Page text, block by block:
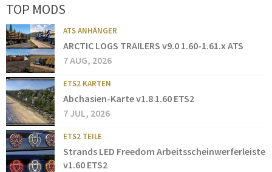
TOP MODS
ATS ANHÄNGER
ARCTIC LOGS TRAILERS v9.0 1.60-1.61.x ATS
7 AUG, 2026
ETS2 KARTEN
Abchasien-Karte v1.8 1.60 ETS2
7 JUL, 2026
ETS2 TEILE
Strands LED Freedom Arbeitsscheinwerferleiste
v1.60 ETS2